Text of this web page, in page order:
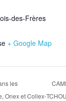
des-Frères
+ Google Map
les
Onex et Collex-